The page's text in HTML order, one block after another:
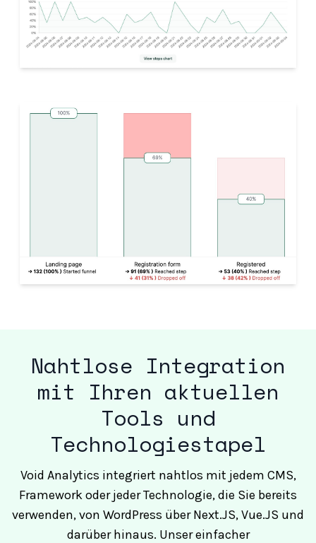
Nahtlose Integration
mit Ihren aktuellen
Tools und
Technologiestapel
Void Analytics integriert nahtlos mit jedem CMS,
Framework oder jeder Technologie, die Sie bereits
verwenden, von WordPress über Next.JS, Vue.JS und
darüber hinaus. Unser einfacher